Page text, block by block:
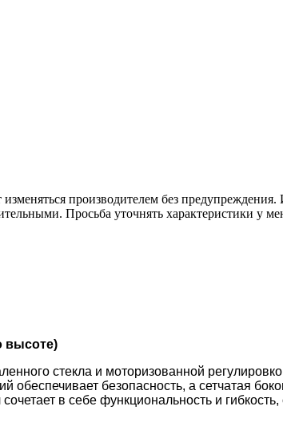
производителем без предупреждения.
Просьба уточнять характеристики у
высоте)
стекла и моторизованной
безопасность, а сетчатая
в себе функциональность и гибкость,